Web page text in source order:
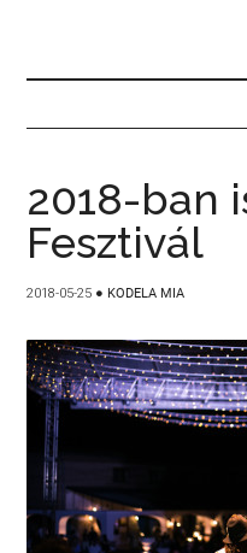
2018-ban
Fesztivál
2018-05-25 ● KODELA MIA